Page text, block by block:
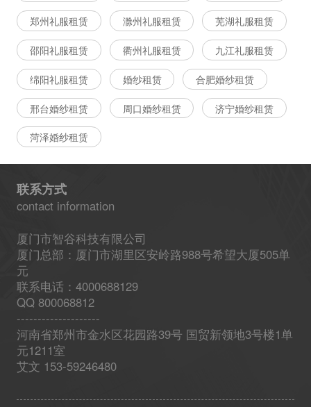
郑州礼服租赁 滁州礼服租赁 芜湖礼服租赁
邵阳礼服租赁 衢州礼服租赁 九江礼服租赁
绵阳礼服租赁 婚纱租赁 合肥婚纱租赁
邢台婚纱租赁 周口婚纱租赁 济宁婚纱租赁
菏泽婚纱租赁
联系方式
contact information
厦门市智谷科技有限公司
厦门总部：厦门市湖里区安岭路988号希望大厦505单
元
联系电话：4000688129
QQ 800068812
--------------------
河南省郑州市金水区花园路39号 国贸新领地3号楼1单
元1211室
艾文 153-59246480